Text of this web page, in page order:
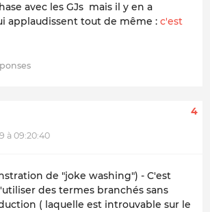
avec les GJs mais il y en a
applaudissent tout de même : c'est
à 09:20:40
4
de "joke washing") - C'est
des termes branchés sans
( laquelle est introuvable sur le